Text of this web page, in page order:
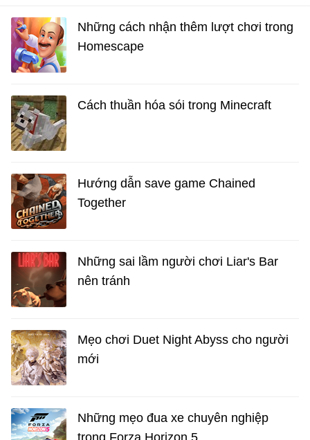
Những cách nhận thêm lượt chơi trong
Homescape
Cách thuần hóa sói trong Minecraft
Hướng dẫn save game Chained
Together
Những sai lầm người chơi Liar's Bar
nên tránh
Mẹo chơi Duet Night Abyss cho người
mới
Những mẹo đua xe chuyên nghiệp